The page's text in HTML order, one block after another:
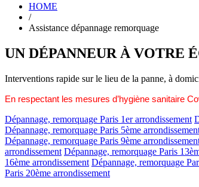
HOME
/
Assistance dépannage remorquage
UN DÉPANNEUR À VOTRE
Interventions rapide sur le lieu de la panne, à
En respectant les mesures d’hygiène sanitaire
Dépannage, remorquage Paris 1er arrondissement
Dépannage, remorquage Paris 5ème
Dépannage, remorquage Paris 9ème
arrondissement Dépannage, remorquage Paris
16ème arrondissement Dépannage, remorquage
Paris 20ème arrondissement